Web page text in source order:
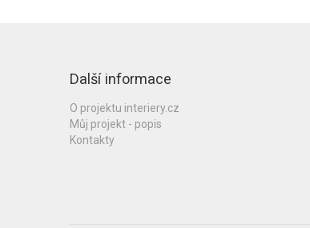
Další informace
O projektu interiery.cz
Můj projekt - popis
Kontakty